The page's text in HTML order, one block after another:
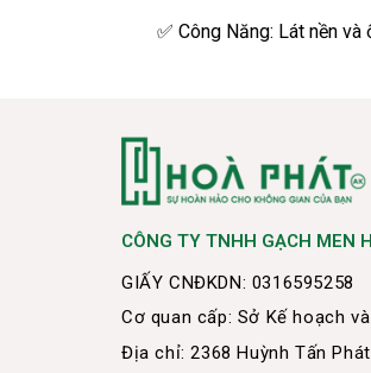
✅ Công Năng: Lát nền
CÔNG TY TNHH GẠCH MEN
GIẤY CNĐKDN: 0316595258
Cơ quan cấp: Sở Kế hoạch
Địa chỉ: 2368 Huỳnh Tấn